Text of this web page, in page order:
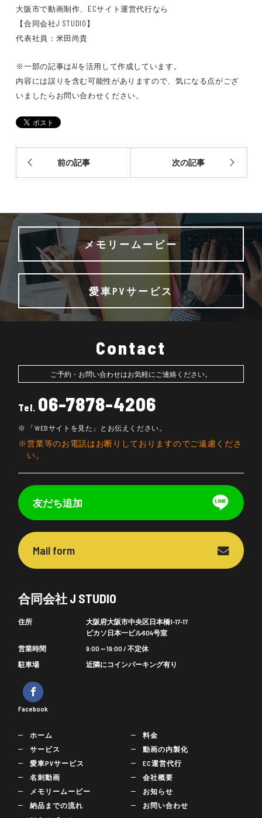
大阪市で動画制作、ECサイト運営代行なら
【合同会社J STUDIO】
代表社員：米田尚貴
※一部の記事はAIを活用して作成しています。
内容には誤りを含む可能性がありますので、気になる点がござ
いましたらお問い合わせください。
前の記事 次の記事
メモリームービー
愛車PVサービス
Contact
ご予約・お問い合わせはお気軽にご連絡ください。
Tel. 06-7878-4206
「WEBサイトを見た」とお伝えください。
営業等のお電話はお断りしておりますのでご遠慮くださ
い。
友だち追加
Mail form
合同会社 J STUDIO
住所
大阪府大阪市中央区日本橋1-17-17
ピカソ日本一ビル604号室
営業時間
9:00～19:00 / 不定休
駐車場
近隣にコインパーキング有り
Facebook
ホーム
サービス
愛車PVサービス
名刺動画
メモリームービー
納品までの流れ
料金
動画の内製化
EC運営代行
会社概要
お知らせ
お問い合わせ